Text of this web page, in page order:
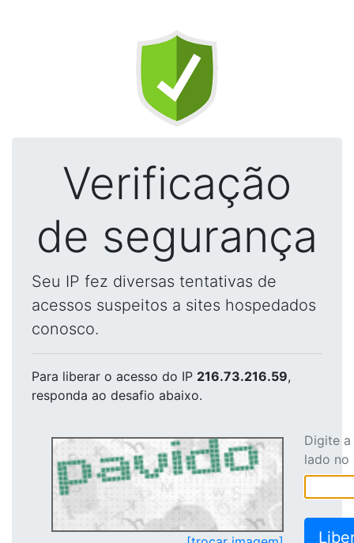
Verificação
de segurança
Seu IP fez diversas tentativas de
acessos suspeitos a sites hospedados
conosco.
Para liberar o acesso do IP 216.73.216.59,
responda ao desafio abaixo.
Digite
lado no